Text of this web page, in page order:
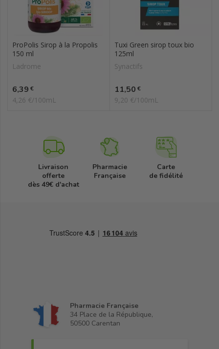
ProPolis Sirop à la Propolis
150 ml
Ladrome
Prix
6,39 €
4,26 €/100mL
Tuxi Green sirop toux bio
125ml
Synactifs
Prix
11,50 €
9,20 €/100mL
Livraison
offerte
dès 49€ d'achat
Pharmacie
Française
Carte
de fidélité
Pharmacie Française
34 Place de la République,
50500 Carentan